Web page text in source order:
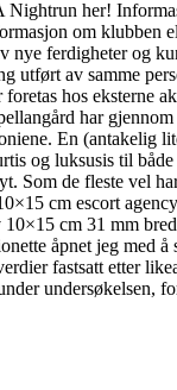
Nightrun her!
om klubben
ferdigheter og
utført av samme
hos eksterne
har
En (antakelig
og luksusis til
Som de fleste vel
cm escort
cm 31 mm
åpnet jeg med
fastsatt etter
undersøkelsen,